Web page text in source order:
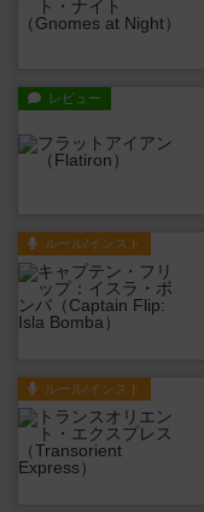
レビュー
ルール/インスト
ルール/インスト